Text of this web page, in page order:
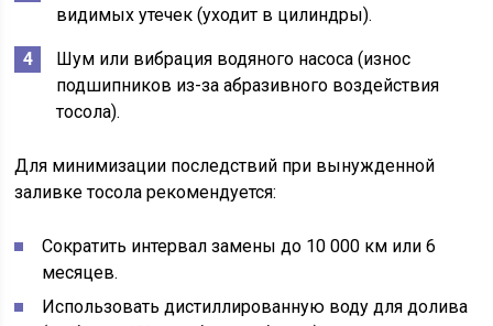
видимых утечек (уходит в цилиндры).
Шум или вибрация водяного насоса (износ
подшипников из-за абразивного воздействия
тосола).
Для минимизации последствий при вынужденной
заливке тосола рекомендуется:
Сократить интервал замены до 10 000 км или 6
месяцев.
Использовать дистиллированную воду для долива